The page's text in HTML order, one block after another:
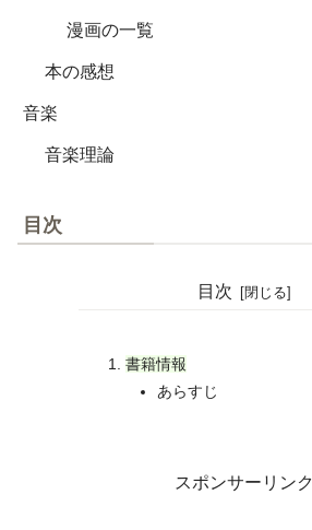
漫画の一覧
本の感想
音楽
音楽理論
目次
目次
書籍情報
あらすじ
スポンサーリンク